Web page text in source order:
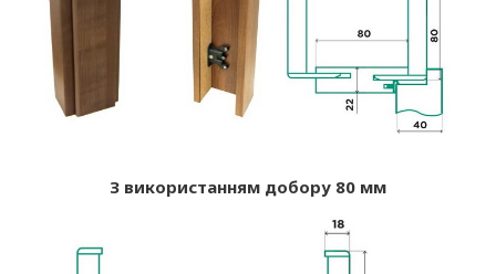
З використанням добору 80 мм